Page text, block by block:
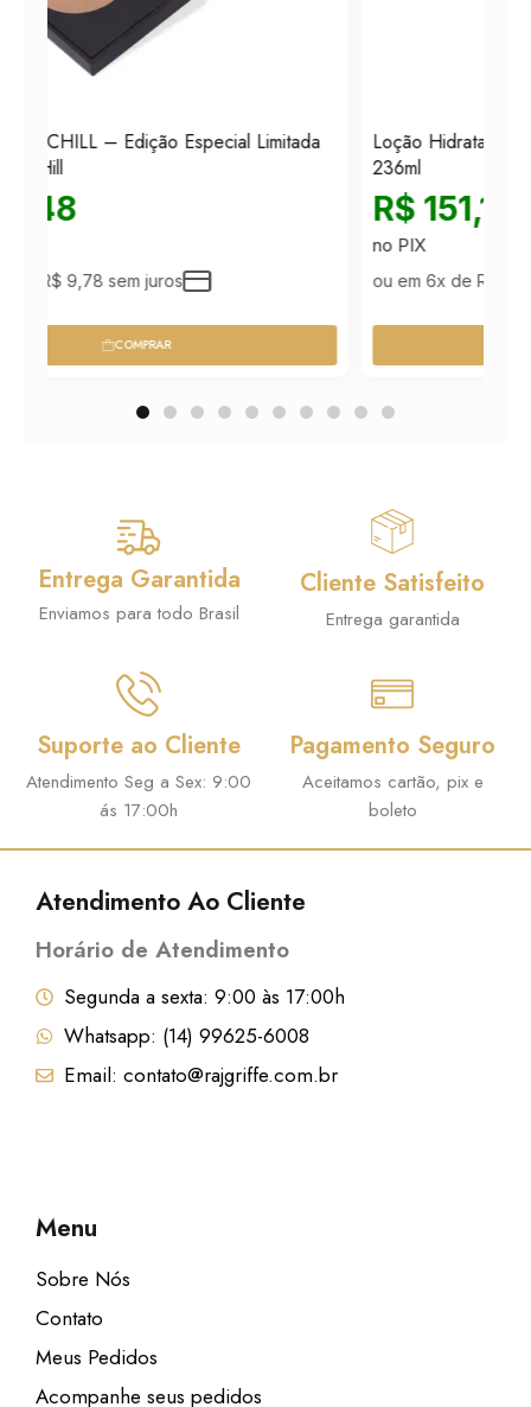
Limitada
Loção Hidratante Romantic Victoria’s Secret
ou em 6x de sem juros
Entrega Garantida
Enviamos para todo Brasil
Cliente Satisfeito
Entrega garantida
Suporte ao Cliente
Atendimento Seg a Sex: 9:00
ás 17:00h
Pagamento Seguro
Aceitamos cartão, pix e
boleto
Atendimento Ao Cliente
Horário de Atendimento
Segunda a sexta: 9:00 às 17:00h
Whatsapp: (14) 99625-6008
Email: contato@rajgriffe.com.br
Menu
Sobre Nós
Contato
Meus Pedidos
Acompanhe seus pedidos